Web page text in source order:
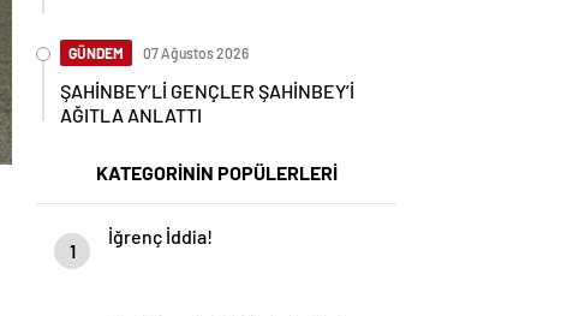
GÜNDEM 07 Ağustos 2026
ŞAHİNBEY’Lİ GENÇLER ŞAHİNBEY’İ
AĞITLA ANLATTI
KATEGORİNİN POPÜLERLERİ
1
İğrenç İddia!